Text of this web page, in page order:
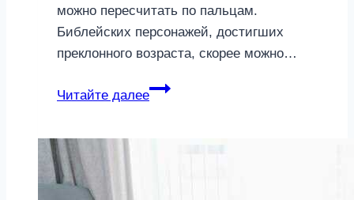
можно пересчитать по пальцам.
Библейских персонажей, достигших
преклонного возраста, скорее можно…
Читайте далее
Не